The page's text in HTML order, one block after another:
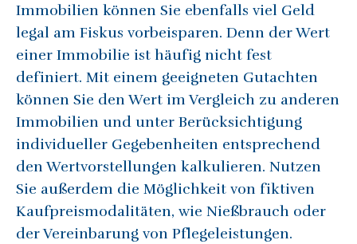
Immobilien können Sie ebenfalls viel Geld
legal am Fiskus vorbeisparen. Denn der Wert
einer Immobilie ist häufig nicht fest
definiert. Mit einem geeigneten Gutachten
können Sie den Wert im Vergleich zu anderen
Immobilien und unter Berücksichtigung
individueller Gegebenheiten entsprechend
den Wertvorstellungen kalkulieren. Nutzen
Sie außerdem die Möglichkeit von fiktiven
Kaufpreismodalitäten, wie Nießbrauch oder
der Vereinbarung von Pflegeleistungen.